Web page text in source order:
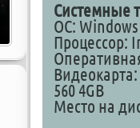
Системные
ОС: Windows
Процессор:
Видеокарта:
560 4GB
Место на